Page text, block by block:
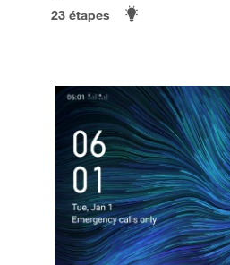
23 étapes